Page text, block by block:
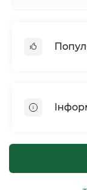
Птахи
Рептилії
Оплата і
Політика